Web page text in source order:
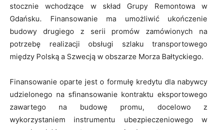
stocznie wchodzące w skład Grupy Remontowa w
Gdańsku. Finansowanie ma umożliwić ukończenie
budowy drugiego z serii promów zamówionych na
potrzebę realizacji obsługi szlaku transportowego
między Polską a Szwecją w obszarze Morza Bałtyckiego.
Finansowanie oparte jest o formułę kredytu dla nabywcy
udzielonego na sfinansowanie kontraktu eksportowego
zawartego na budowę promu, docelowo z
wykorzystaniem instrumentu ubezpieczeniowego w